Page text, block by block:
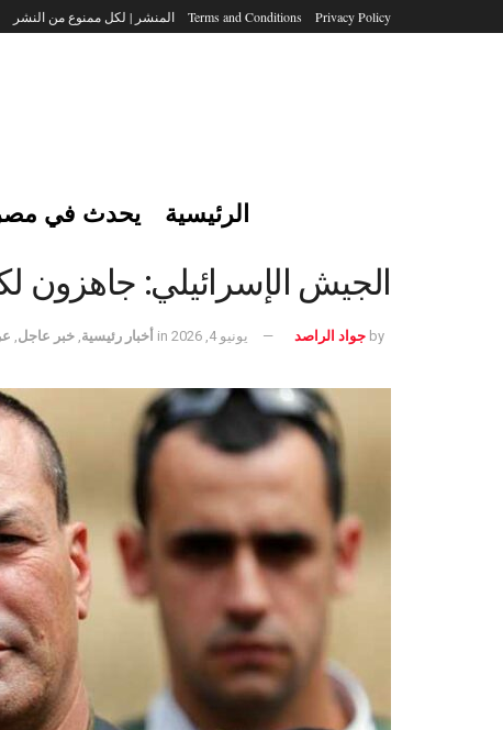
Privacy Policy
Terms and Conditions المنشر | لكل ممنوع من النشر
الرئيسية يحدث في
الجيش الإسرائيلي: جاهزون
by جواد الراصد يونيو 4, 2026 in أخبار رئيسية خبر عاجل